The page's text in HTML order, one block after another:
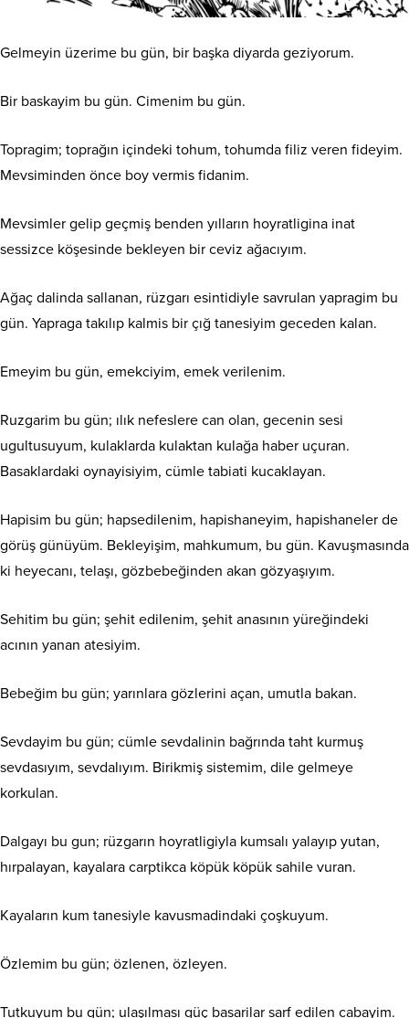
Gelmeyin üzerime bu gün, bir başka diyarda geziyorum.
Bir baskayim bu gün. Cimenim bu gün.
Topragim; toprağın içindeki tohum, tohumda filiz veren fideyim.
Mevsiminden önce boy vermis fidanim.
Mevsimler gelip geçmiş benden yılların hoyratligina inat
sessizce köşesinde bekleyen bir ceviz ağacıyım.
Ağaç dalinda sallanan, rüzgarı esintidiyle savrulan yapragim bu
gün. Yapraga takılıp kalmis bir çığ tanesiyim geceden kalan.
Emeyim bu gün, emekciyim, emek verilenim.
Ruzgarim bu gün; ılık nefeslere can olan, gecenin sesi
ugultusuyum, kulaklarda kulaktan kulağa haber uçuran.
Basaklardaki oynayisiyim, cümle tabiati kucaklayan.
Hapisim bu gün; hapsedilenim, hapishaneyim, hapishaneler de
görüş günüyüm. Bekleyişim, mahkumum, bu gün. Kavuşmasında
ki heyecanı, telaşı, gözbebeğinden akan gözyaşıyım.
Sehitim bu gün; şehit edilenim, şehit anasının yüreğindeki
acının yanan atesiyim.
Bebeğim bu gün; yarınlara gözlerini açan, umutla bakan.
Sevdayim bu gün; cümle sevdalinin bağrında taht kurmuş
sevdasıyım, sevdalıyım. Birikmiş sistemim, dile gelmeye
korkulan.
Dalgayı bu gun; rüzgarın hoyratligiyla kumsalı yalayıp yutan,
hırpalayan, kayalara carptikca köpük köpük sahile vuran.
Kayaların kum tanesiyle kavusmadindaki çoşkuyum.
Özlemim bu gün; özlenen, özleyen.
Tutkuyum bu gün; ulaşılması güç basarilar sarf edilen cabayim.